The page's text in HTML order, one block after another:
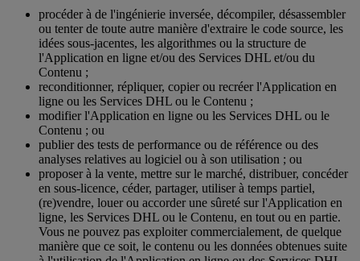
procéder à de l'ingénierie inversée, décompiler, désassembler
ou tenter de toute autre manière d'extraire le code source, les
idées sous-jacentes, les algorithmes ou la structure de
l'Application en ligne et/ou des Services DHL et/ou du
Contenu ;
reconditionner, répliquer, copier ou recréer l'Application en
ligne ou les Services DHL ou le Contenu ;
modifier l'Application en ligne ou les Services DHL ou le
Contenu ; ou
publier des tests de performance ou de référence ou des
analyses relatives au logiciel ou à son utilisation ; ou
proposer à la vente, mettre sur le marché, distribuer, concéder
en sous-licence, céder, partager, utiliser à temps partiel,
(re)vendre, louer ou accorder une sûreté sur l'Application en
ligne, les Services DHL ou le Contenu, en tout ou en partie.
Vous ne pouvez pas exploiter commercialement, de quelque
manière que ce soit, le contenu ou les données obtenues suite